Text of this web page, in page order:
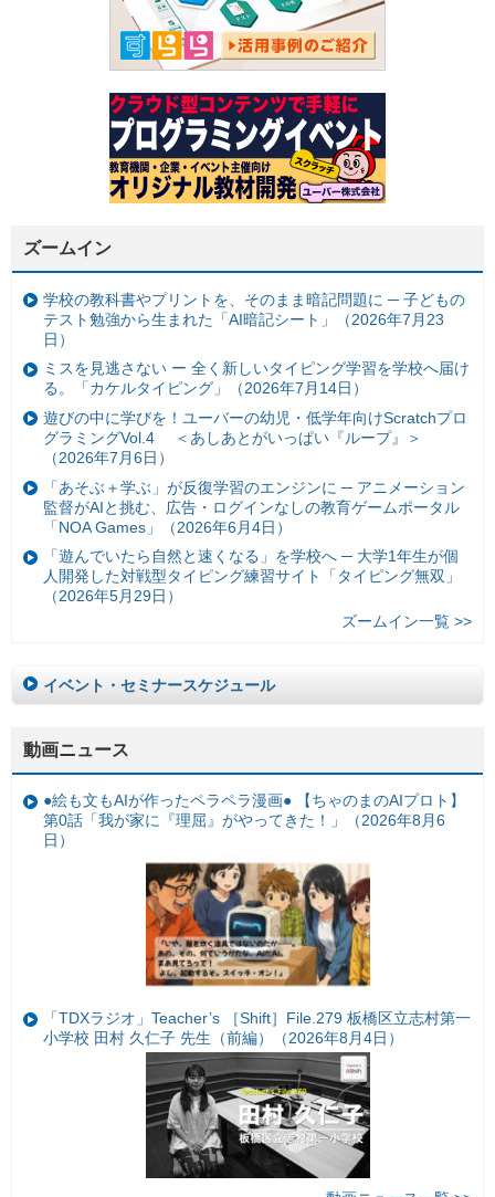
ズームイン
学校の教科書やプリントを、そのまま暗記問題に ─ 子どもの
テスト勉強から生まれた「AI暗記シート」（2026年7月23
日）
ミスを見逃さない ー 全く新しいタイピング学習を学校へ届け
る。「カケルタイピング」（2026年7月14日）
遊びの中に学びを！ユーバーの幼児・低学年向けScratchプロ
グラミングVol.4 ＜あしあとがいっぱい『ループ』＞
（2026年7月6日）
「あそぶ＋学ぶ」が反復学習のエンジンに ─ アニメーション
監督がAIと挑む、広告・ログインなしの教育ゲームポータル
「NOA Games」（2026年6月4日）
「遊んでいたら自然と速くなる」を学校へ ─ 大学1年生が個
人開発した対戦型タイピング練習サイト「タイピング無双」
（2026年5月29日）
ズームイン一覧 >>
イベント・セミナースケジュール
動画ニュース
●絵も文もAIが作ったペラペラ漫画● 【ちゃのまのAIプロト】
第0話「我が家に『理屈』がやってきた！」（2026年8月6
日）
「TDXラジオ」Teacher’s ［Shift］File.279 板橋区立志村第一
小学校 田村 久仁子 先生（前編）（2026年8月4日）